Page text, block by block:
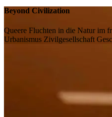
Beyond Civilization
Queere Fluchten in die Natur im
Urbanismus Zivilgesellschaft